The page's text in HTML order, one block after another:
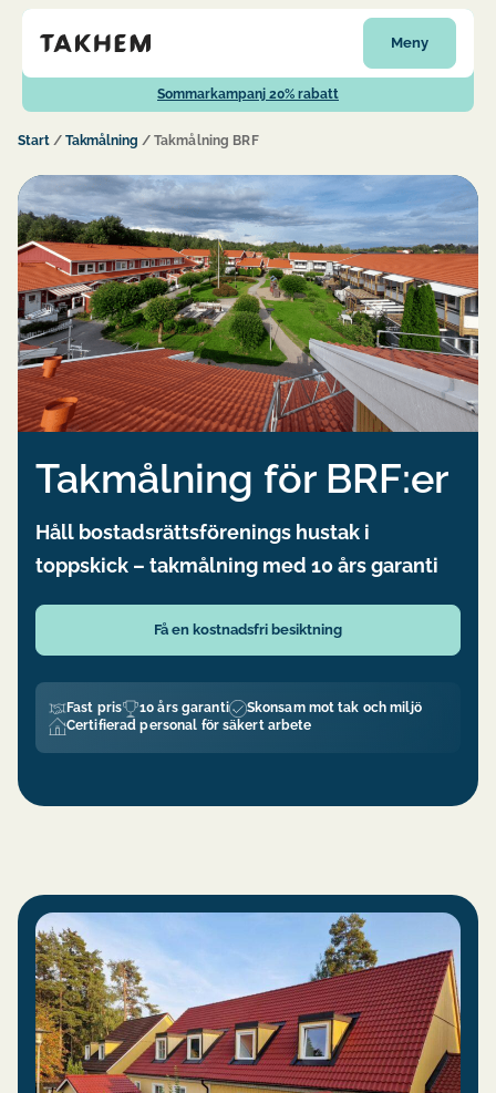
Meny
Sommarkampanj 20% rabatt
Start/ Takmålning / Takmålning BRF
Takmålning för BRF:er
Håll bostadsrättsförenings hustak i
toppskick – takmålning med 10 års garanti
Få en kostnadsfri besiktning
Fast pris 10 års garanti
Skonsam mot tak och miljö
Certifierad personal för säkert arbete